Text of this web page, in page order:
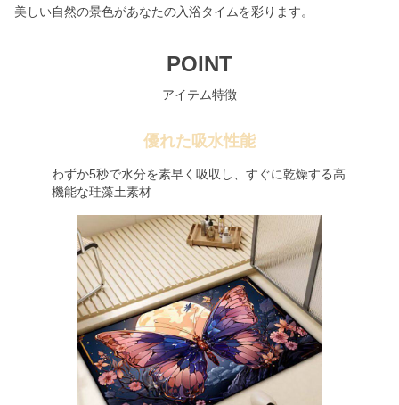
美しい自然の景色があなたの入浴タイムを彩ります。
POINT
アイテム特徴
優れた吸水性能
わずか5秒で水分を素早く吸収し、すぐに乾燥する高
機能な珪藻土素材